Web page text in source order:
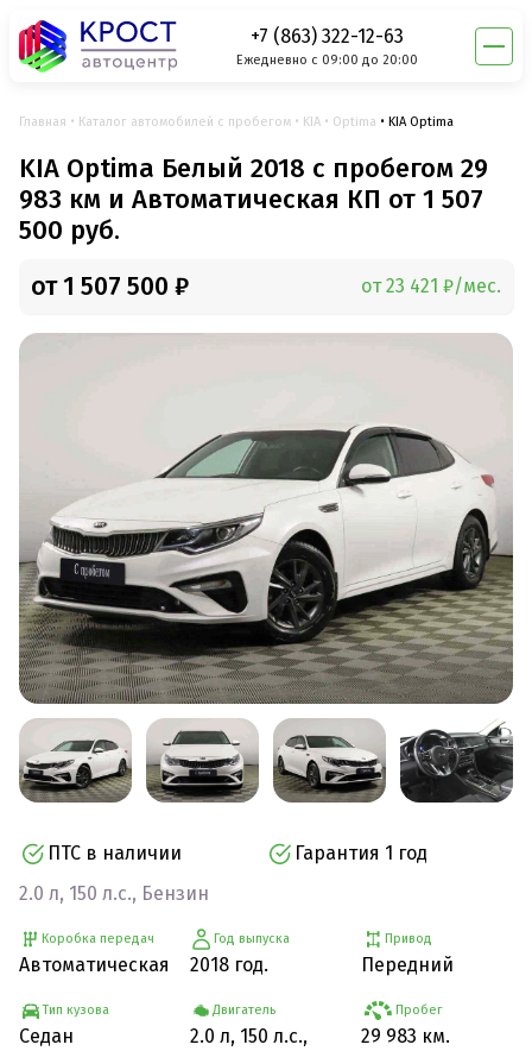
+7 (863) 322-12-63
Ежедневно с 09:00 до 20:00
Главная Каталог автомобилей с пробегом KIA Optima KIA Optima
KIA Optima Белый 2018 с пробегом 29
983 км и Автоматическая КП от 1 507
500 руб.
от 1 507 500 ₽ от 23 421 ₽/мес.
ПТС в наличии
Гарантия 1 год
2.0 л, 150 л.с., Бензин
Коробка передач
Автоматическая
Тип кузова
Седан
Год выпуска
2018 год.
Двигатель
2.0 л, 150 л.с.,
Привод
Передний
Пробег
29 983 км.